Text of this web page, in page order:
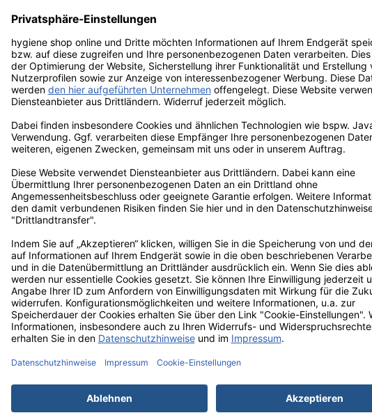
Der Katrin Inclusive Abfallbehälter aus ABS Kunststoff weiß mit 50 Liter
Inclusive Spenderlinie. Er ist aus robustem Kunststoff und für jeden
Der Katrin Inclusive Abfallbehälter ist mit und ohne Deckel optimal
Kaufen Sie jetzt günstig den Katrin Inclusive Abfallbehälter passend zum
Detail:
Abfallbehälter mit Deckel
Optimale Ergänzung zum Katrin Inclusive Spendersortiment
50 l Fassungsvermögen
Hygienische Benutzung, da der Deckel nicht berührt werden muss
Zur Wandanbringung geeignet, um Stellfläche zu sparen
Leicht, robust und einfach zu leeren